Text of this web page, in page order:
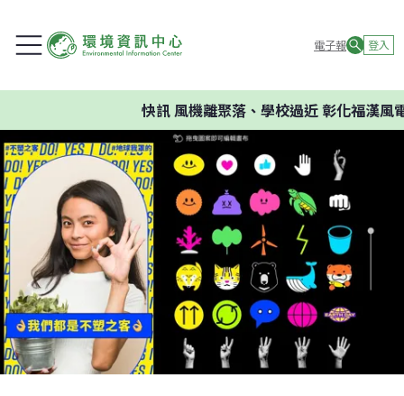
電子報 登入
快訊風機離聚落、學校過近 彰化福漢風電